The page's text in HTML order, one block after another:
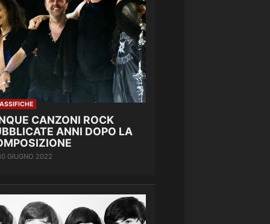
CANZONI ROCK
ANNI DOPO LA
GIUGNO 2022